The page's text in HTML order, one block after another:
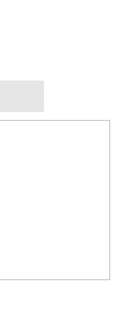
1826 года
формы
канцелярии.